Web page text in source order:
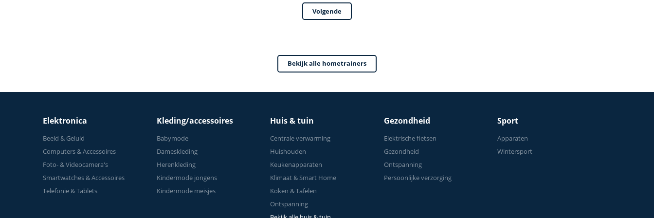
Volgende
Bekijk alle hometrainers
Elektronica
Beeld & Geluid
Computers & Accessoires
Foto- & Videocamera's
Smartwatches & Accessoires
Telefonie & Tablets
Kleding/accessoires
Babymode
Dameskleding
Herenkleding
Kindermode jongens
Kindermode meisjes
Huis & tuin
Centrale verwarming
Huishouden
Keukenapparaten
Klimaat & Smart Home
Koken & Tafelen
Ontspanning
Gezondheid
Elektrische fietsen
Gezondheid
Ontspanning
Persoonlijke verzorging
Sport
Apparaten
Wintersport